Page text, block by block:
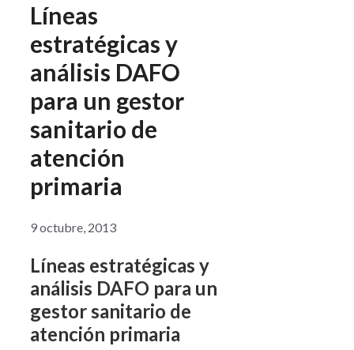
Líneas
estratégicas y
análisis DAFO
para un gestor
sanitario de
atención
primaria
9 octubre, 2013
Líneas estratégicas y
análisis DAFO para un
gestor sanitario de
atención primaria